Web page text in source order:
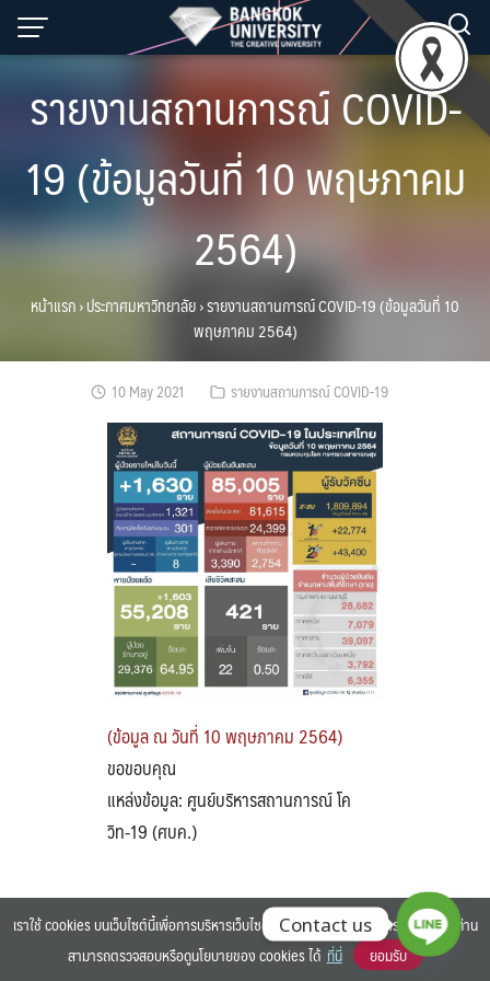
Skip
Search
รายงานสถานการณ์ COVID-
19 (ข้อมูลวันที่ 10 พฤษภาคม
2564)
หน้าแรก›ประกาศมหาวิทยาลัย›รายงานสถานการณ์ COVID-19 (ข้อมูลวันที่ 10
พฤษภาคม 2564)
10 May 2021 รายงานสถานการณ์ COVID-19
(ข้อมูล ณ วันที่ 10 พฤษภาคม 2564)
ขอขอบคุณ
แหล่งข้อมูล: ศูนย์บริหารสถานการณ์ โค
วิท-19 (ศบค.)
©2025 BANGKOK UNIVERSITY. ALL RIGHTS RESERVED.
เราใช้ cookies บนเว็บไซต์นี้เพื่อการบริหารเว็บไซต์ และเพิ่มประสิทธิภาพการใช้งานของท่าน
สามารถตรวจสอบหรือดูนโยบายของ cookies ได้ ที่นี่ ยอมรับ
Contact us